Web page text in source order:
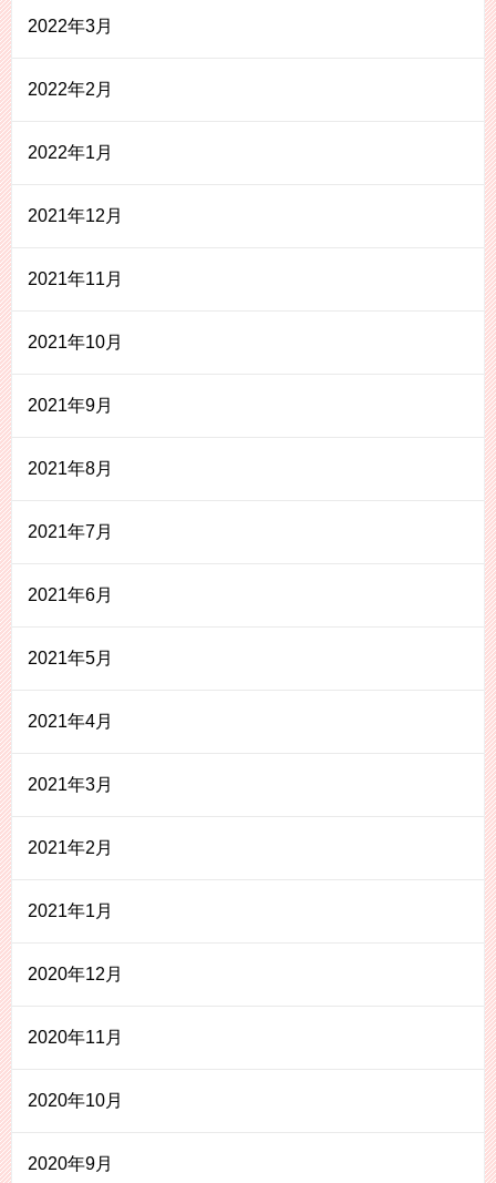
2022年3月
2022年2月
2022年1月
2021年12月
2021年11月
2021年10月
2021年9月
2021年8月
2021年7月
2021年6月
2021年5月
2021年4月
2021年3月
2021年2月
2021年1月
2020年12月
2020年11月
2020年10月
2020年9月